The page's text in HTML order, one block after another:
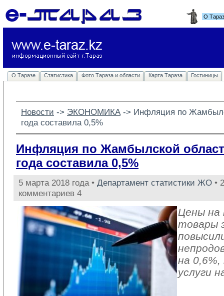
О
О Таразе Статистика Фото Тараза и области Карта Тараза Гостиницы
Новости -> ЭКОНОМИКА -> Инфляция по
года составила 0,5%
Инфляция по Жамбылской
года составила 0,5%
5 марта 2018 года • Департамент статистики ЖО •
комментариев 4
Цены на
товары
на
услуги